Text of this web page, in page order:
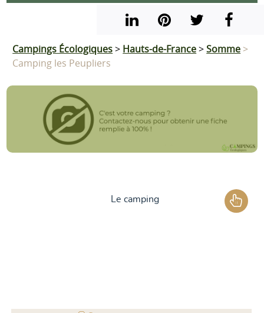
Campings Écologiques> Hauts-de-France>Somme >
Camping les Peupliers
Le camping